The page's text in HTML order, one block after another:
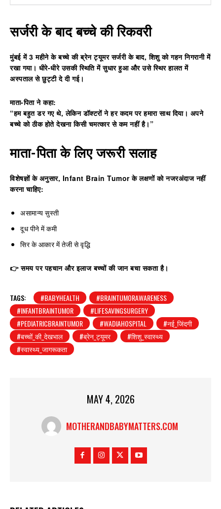
सर्जरी के बाद बच्चे की रिकवरी
मुंबई में 3 महीने के बच्चे की ब्रेन ट्यूमर सर्जरीके बाद, शिशु को गहन निगरानी में
रखा गया। धीरे-धीरे उसकी स्थिति में सुधार हुआ और उसे स्थिर हालत में
अस्पताल से छुट्टी दे दी गई।
माता-पिता ने कहा:
“हम बहुत डर गए थे, लेकिन डॉक्टरों ने हर कदम पर हमारा साथ दिया। अपने
बच्चे को ठीक होते देखना किसी चमत्कार से कम नहीं है।”
माता-पिता के लिए जरूरी सलाह
विशेषज्ञों के अनुसार, Infant Brain Tumorके लक्षणों को नजरअंदाज नहीं
करना चाहिए:
असामान्य सुस्ती
दूध पीने में कमी
सिर के आकार में तेजी से वृद्धि
👉 समय पर पहचान और इलाज बच्चों की जान बचा सकता है।
TAGS: #BABYHEALTH
#BRAINTUMORAWARENESS
#INFANTBRAINTUMOR
#LIFESAVINGSURGERY
#PEDIATRICBRAINTUMOR
#WADIAHOSPITAL
#नई_जिंदगी
#बच्चों_की_देखभाल
#ब्रेन_ट्यूमर
#शिशु_स्वास्थ्य
#स्वास्थ्य_जागरूकता
MAY 4, 2026
MOTHERANDBABYMATTERS.COM